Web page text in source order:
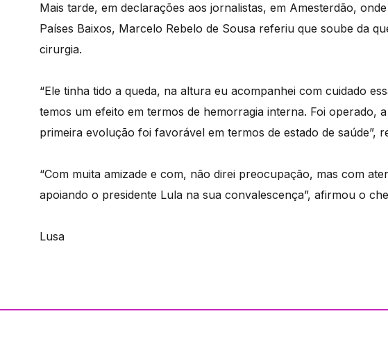
Mais tarde, em declarações aos jornalistas, em Amesterdão,
Países Baixos, Marcelo Rebelo de Sousa referiu que soube da
cirurgia.
“Ele tinha tido a queda, na altura eu acompanhei com cuidado
temos um efeito em termos de hemorragia interna. Foi operado,
primeira evolução foi favorável em termos de estado de saúde”,
“Com muita amizade e com, não direi preocupação, mas com
apoiando o presidente Lula na sua convalescença”, afirmou o
Lusa